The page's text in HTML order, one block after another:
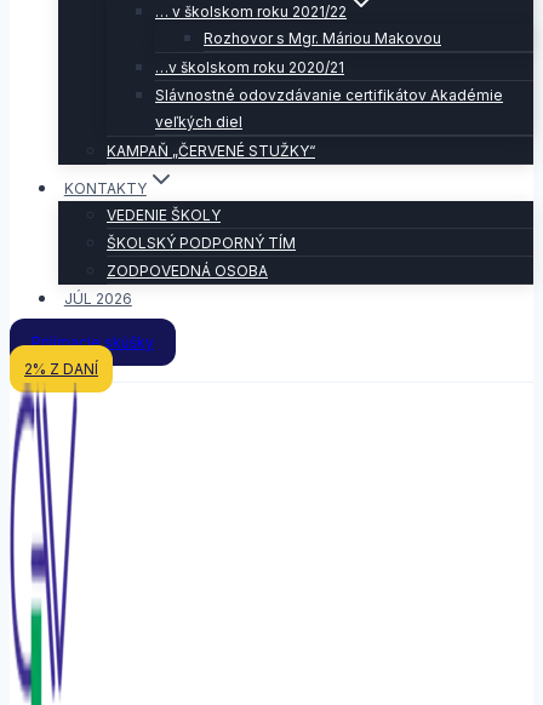
… v školskom roku 2021/22
Rozhovor s Mgr. Máriou Makovou
…v školskom roku 2020/21
Slávnostné odovzdávanie certifikátov Akadémie
veľkých diel
KAMPAŇ „ČERVENÉ STUŽKY“
KONTAKTY
VEDENIE ŠKOLY
ŠKOLSKÝ PODPORNÝ TÍM
ZODPOVEDNÁ OSOBA
JÚL 2026
Prijímacie skúšky
2% Z DANÍ